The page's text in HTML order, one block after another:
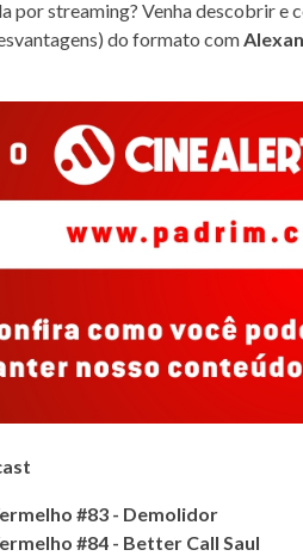
por streaming? Venha descobrir e
do formato com
#83 - Demolidor
#84 - Better Call Saul